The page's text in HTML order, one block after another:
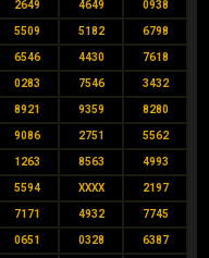
2649 4649 0938
5509 5182 6798
6546 4430 7618
0283 7546 3432
8921 9359 8280
9086 2751 5562
1263 8563 4993
5594 XXXX 2197
7171 4932 7745
0651 0328 6387